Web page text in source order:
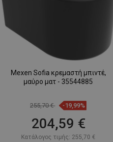
Mexen Sofia κρεμαστή μπιντέ,
μαύρο ματ - 35544885
255,70 € -19,99%
204,59 €
Κατάλογος τιμής: 255,70 €
PORTUGUESE
GREEK